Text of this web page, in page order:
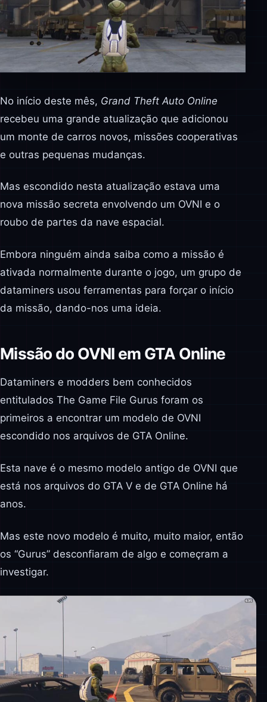
No início deste mês, Grand Theft Auto Online
recebeu uma grande atualização que adicionou
um monte de carros novos, missões cooperativas
e outras pequenas mudanças.
Mas escondido nesta atualização estava uma
nova missão secreta envolvendo um OVNI e o
roubo de partes da nave espacial.
Embora ninguém ainda saiba como a missão é
ativada normalmente durante o jogo, um grupo de
dataminers usou ferramentas para forçar o início
da missão, dando-nos uma ideia.
Missão do OVNI em GTA Online
Dataminers e modders bem conhecidos
entitulados The Game File Gurus foram os
primeiros a encontrar um modelo de OVNI
escondido nos arquivos de GTA Online.
Esta nave é o mesmo modelo antigo de OVNI que
está nos arquivos do GTA V e de GTA Online há
anos.
Mas este novo modelo é muito, muito maior, então
os “Gurus” desconfiaram de algo e começram a
investigar.